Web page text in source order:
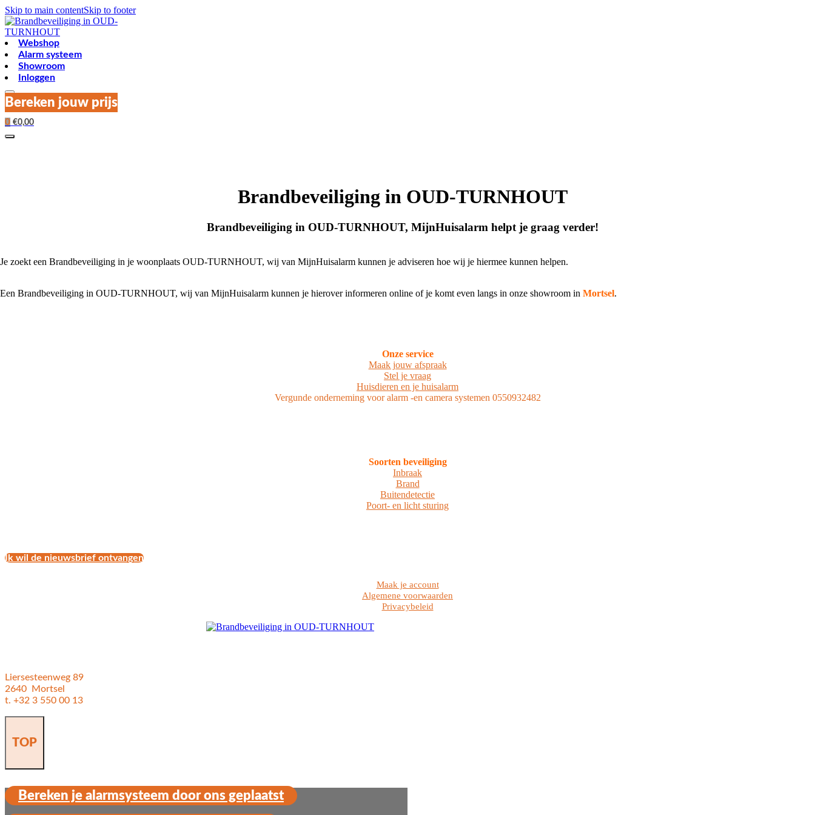
Skip to main contentSkip to footer
Webshop
Alarm systeem
Showroom
Inloggen
Bereken jouw prijs
0 €0,00
Brandbeveiliging in OUD-TURNHOUT
Brandbeveiliging in OUD-TURNHOUT, MijnHuisalarm helpt je graag verder!
Je zoekt een Brandbeveiliging in je woonplaats OUD-TURNHOUT, wij van MijnHuisalarm kunnen je adviseren hoe wij je hiermee kunnen helpen.
Een Brandbeveiliging in OUD-TURNHOUT, wij van MijnHuisalarm kunnen je hierover informeren online of je komt even langs in onze showroom in Mortsel.
Onze service
Maak jouw afspraak
Stel je vraag
Huisdieren en je huisalarm
Vergunde onderneming voor alarm -en camera systemen 0550932482
Soorten beveiliging
Inbraak
Brand
Buitendetectie
Poort- en licht sturing
Ik wil de nieuwsbrief ontvangen
Maak je account
Algemene voorwaarden
Privacybeleid
Liersesteenweg 89
2640 Mortsel
t. +32 3 550 00 13
TOP
Bereken je alarmsysteem door ons geplaatst